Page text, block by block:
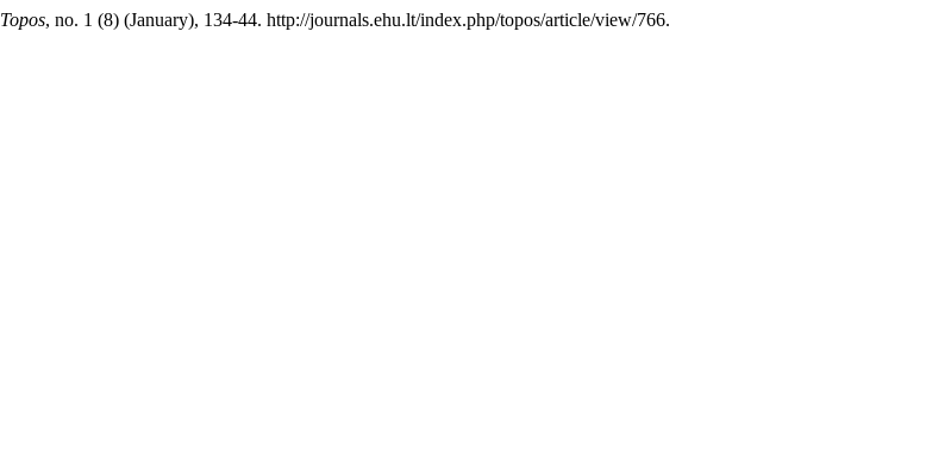
Topos, no. 1 (8) (January), 134-44. http://journals.ehu.lt/index.php/topos/article/view/766.